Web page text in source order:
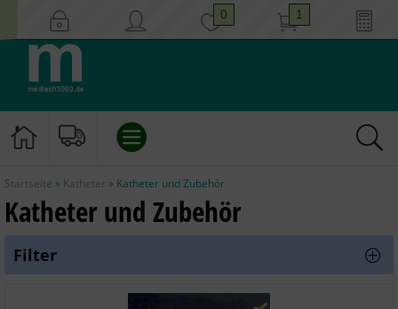
0 1
EINLAUF/KLISTIER
Startseite » Katheter » Katheter und Zubehör
Katheter und Zubehör
Filter